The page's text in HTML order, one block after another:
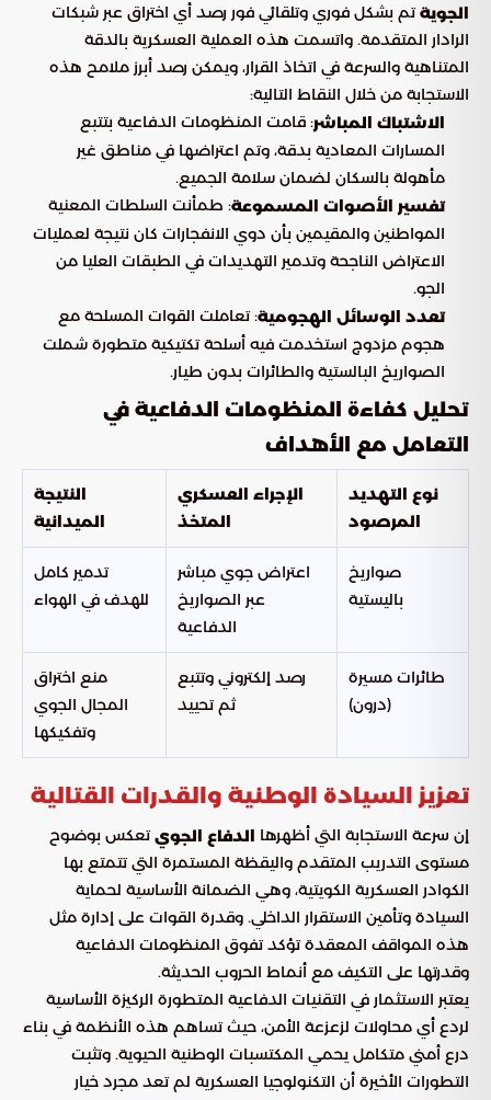
الجويةتم بشكل فوري وتلقائي فور رصد أي اختراق عبر شبكات
الرادار المتقدمة. واتسمت هذه العملية العسكرية بالدقة
المتناهية والسرعة في اتخاذ القرار، ويمكن رصد أبرز ملامح هذه
الاستجابة من خلال النقاط التالية:
الاشتباك المباشر: قامت المنظومات الدفاعية بتتبع
المسارات المعادية بدقة، وتم اعتراضها في مناطق غير
مأهولة بالسكان لضمان سلامة الجميع.
تفسير الأصوات المسموعة: طمأنت السلطات المعنية
المواطنين والمقيمين بأن دوي الانفجارات كان نتيجة لعمليات
الاعتراض الناجحة وتدمير التهديدات في الطبقات العليا من
الجو.
تعدد الوسائل الهجومية: تعاملت القوات المسلحة مع
هجوم مزدوج استخدمت فيه أسلحة تكتيكية متطورة شملت
الصواريخ البالستية والطائرات بدون طيار.
تحليل كفاءة المنظومات الدفاعية في
التعامل مع الأهداف
نوع التهديد
المرصود
الإجراء العسكري
المتخذ
النتيجة
الميدانية
صواريخ
باليستية
اعتراض جوي مباشر
عبر الصواريخ
الدفاعية
تدمير كامل
للهدف في الهواء
طائرات مسيرة
(درون)
رصد إلكتروني وتتبع
ثم تحييد
منع اختراق
المجال الجوي
وتفكيكها
تعزيز السيادة الوطنية والقدرات القتالية
إن سرعة الاستجابة التي أظهرها الدفاع الجويتعكس بوضوح
مستوى التدريب المتقدم واليقظة المستمرة التي تتمتع بها
الكوادر العسكرية الكويتية، وهي الضمانة الأساسية لحماية
السيادة وتأمين الاستقرار الداخلي. وقدرة القوات على إدارة مثل
هذه المواقف المعقدة تؤكد تفوق المنظومات الدفاعية
وقدرتها على التكيف مع أنماط الحروب الحديثة.
يعتبر الاستثمار في التقنيات الدفاعية المتطورة الركيزة الأساسية
لردع أي محاولات لزعزعة الأمن، حيث تساهم هذه الأنظمة في بناء
درع أمني متكامل يحمي المكتسبات الوطنية الحيوية. وتثبت
التطورات الأخيرة أن التكنولوجيا العسكرية لم تعد مجرد خيار